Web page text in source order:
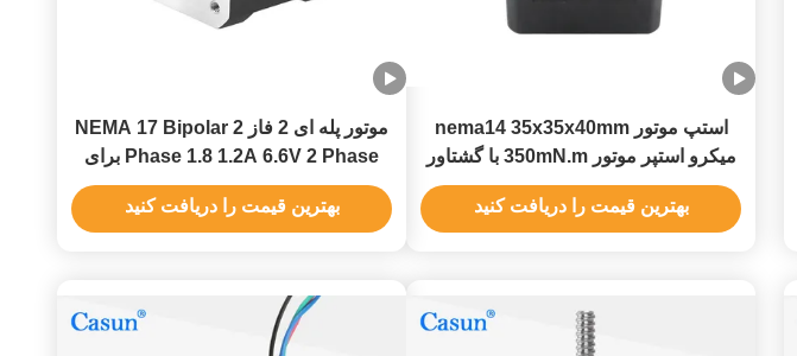
استپ موتور nema14 35x35x40mm
میکرو استپر موتور 350mN.m با گشتاور
بالا
بهترین قیمت را دریافت کنید
موتور پله ای 2 فاز NEMA 17 Bipolar 2
Phase 1.8 1.2A 6.6V 2 Phase برای
تجهیزات پزشکی Stage Light
بهترین قیمت را دریافت کنید